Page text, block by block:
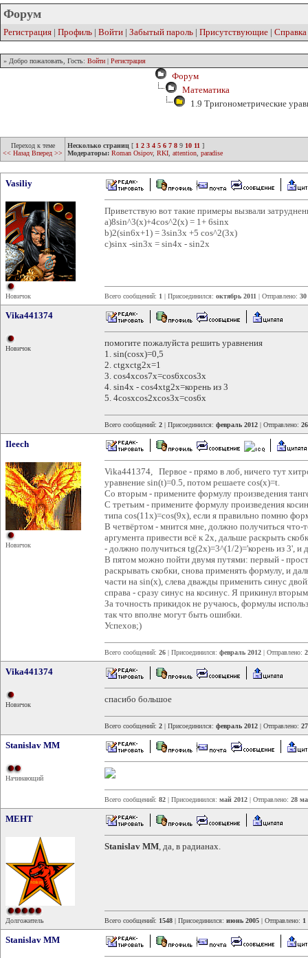
Форум
Регистрация | Профиль | Войти | Забытый пароль | Присутствующие | Справка
» Добро пожаловать, Гость: Войти | Регистрация
Форум
Математика
1.9 Тригонометрические
Переход к теме
<< Назад Вперед >>
Несколько страниц [ 1 2 3 4 5 6 7 8 9 10 11 ]
Модераторы: Roman Osipov, RKI attention paradise
Vasiliy
Новичок
Приветствую вот такие примеры вызвали
а)8sin^3(x)+4cos^2(x) = 1+ 6sinx
b)2(sin6x+1) = 3sin3x +5 cos^2(3x)
c)sinx -sin3x = sin4x - sin2x
Всего сообщений: 1 | Присоединился: октябрь 2011 | Отправлено: 30
Vika441374
Новичок
помогите пожалуйста решить уравнения
1. sin(cosx)=0,5
2. ctgxctg2x=1
3. cos4xcos7x=cos6xcos3x
4. sin4x - cos4xtg2x=корень из 3
5. 4cosxcos2xcos3x=cos6x
Всего сообщений: 2 | Присоединился: февраль 2012 | Отправлено:
Ileech
Новичок
Vika441374, Первое - прямо в лоб, ничего тут
уравнение sin(t)=0.5, потом решаете cos(x)=t.
Со вторым - примените формулу произведения
С третьим - примените формулу произведения
типа cos(11x)=cos(9x), если я правильно помню
В четвёртом - мнится мне, должно получиться
аргумента привести всё к 2х, дальше раскрыть
- должно получиться tg(2x)=3^(1/2)='корень из 3', и
В пятом можно пойти двумя путями: первый -
раскрывать скобки, снова применять формулу, и
части на sin(x), слева дважды применить синус
справа - сразу синус на косинус. Я прикинул
За точность прикидок не ручаюсь, формулы
так что вполне могут быть ошибки.
Успехов;)
Всего сообщений: 26 | Присоединился: февраль 2012 | Отправлено:
Vika441374
Новичок
спасибо большое
Всего сообщений: 2 | Присоединился: февраль 2012 | Отправлено:
Stanislav MM
Начинающий
Всего сообщений: 82 | Присоединился: май 2012 | Отправлено: 28
MEHT
Долгожитель
Stanislav MM, да, в радианах.
Всего сообщений: 1548 | Присоединился: июнь 2005 | Отправлено: 1
Stanislav MM